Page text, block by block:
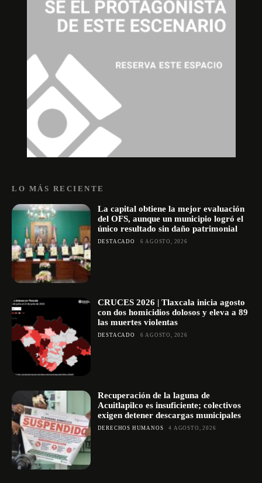
LO MÁS RECIENTE
La capital obtiene la mejor evaluación
del OFS, aunque un municipio logró el
único resultado sin daño patrimonial
DESTACADO 6 AGOSTO, 2026
CRUCES 2026 | Tlaxcala inicia agosto
con dos homicidios dolosos y eleva a 89
las muertes violentas
DESTACADO 6 AGOSTO, 2026
Recuperación de la laguna de
Acuitlapilco es insuficiente; colectivos
exigen detener descargas municipales
DERECHOS HUMANOS 4 AGOSTO, 2026